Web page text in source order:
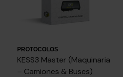
PROTOCOLOS
KESS3 Master (Maquinaria
– Camiones & Buses)